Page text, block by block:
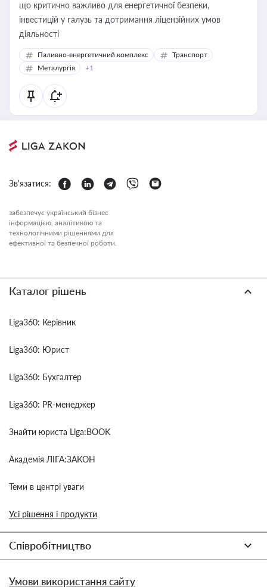
що критично важливо для енергетичної безпеки,
інвестицій у галузь та дотримання ліцензійних умов
діяльності
Паливно-енергетичний комплекс
Транспорт
Металургія
+1
Зв'язатися:
забезпечує український бізнес
інформацією, аналітикою та
технологічними рішеннями для
ефективної та безпечної роботи.
Каталог рішень
Liga360: Керівник
Liga360: Юрист
Liga360: Бухгалтер
Liga360: PR-менеджер
Знайти юриста Liga:BOOK
Академія ЛІГА:ЗАКОН
Теми в центрі уваги
Усі рішення і продукти
Співробітництво
Умови використання сайту